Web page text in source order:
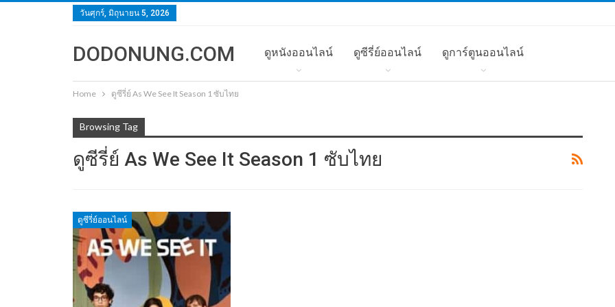
วันศุกร์, มิถุนายน 5, 2026
DODONUNG.COM ดูหนังออนไลน์ ดูซีรี่ย์ออนไลน์ ดูการ์ตูนออนไลน์
Home ดูซีรี่ย์ As We See It Season 1 ซับไทย
Browsing Tag
ดูซีรี่ย์ As We See It Season 1 ซับไทย
ดูซีรี่ย์ออนไลน์